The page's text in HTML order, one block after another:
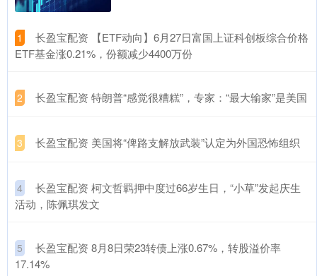
1
​长盈宝配资 【ETF动向】6月27日富国上证科创板综合价格
ETF基金涨0.21%，份额减少4400万份
2 ​长盈宝配资 特朗普“感觉很糟糕”，专家：“最大输家”是美国
3 ​长盈宝配资 美国将“俾路支解放武装”认定为外国恐怖组织
4
​长盈宝配资 柯文哲羁押中度过66岁生日，“小草”发起庆生
活动，陈佩琪发文
5
​长盈宝配资 8月8日荣23转债上涨0.67%，转股溢价率
17.14%